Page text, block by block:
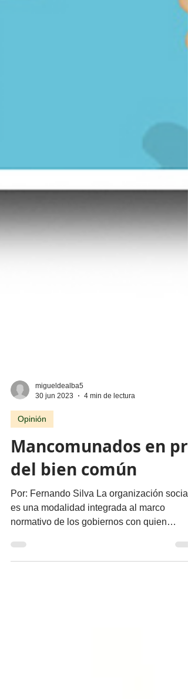
migueldealba5
30 jun 2023
Opinión
Mancomunados en pro
del bien común
Por: Fernando Silva La organización social
normativo de los gobiernos con quien
interactúa de...